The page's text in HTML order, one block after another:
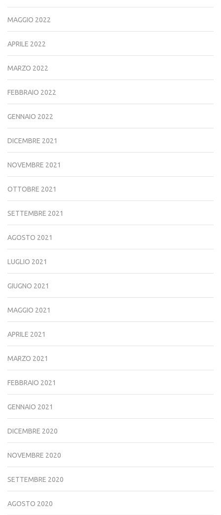
MAGGIO 2022
APRILE 2022
MARZO 2022
FEBBRAIO 2022
GENNAIO 2022
DICEMBRE 2021
NOVEMBRE 2021
OTTOBRE 2021
SETTEMBRE 2021
AGOSTO 2021
LUGLIO 2021
GIUGNO 2021
MAGGIO 2021
APRILE 2021
MARZO 2021
FEBBRAIO 2021
GENNAIO 2021
DICEMBRE 2020
NOVEMBRE 2020
SETTEMBRE 2020
AGOSTO 2020